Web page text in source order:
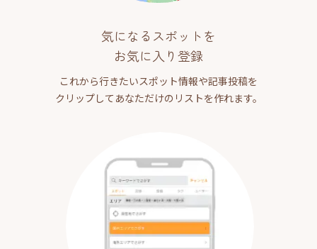
気になるスポットを
お気に入り登録
これから行きたいスポット情報や記事投稿を
クリップしてあなただけのリストを作れます。